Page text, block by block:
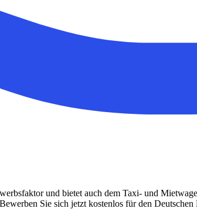
und bietet auch dem Taxi- und
Sie sich jetzt kostenlos für den